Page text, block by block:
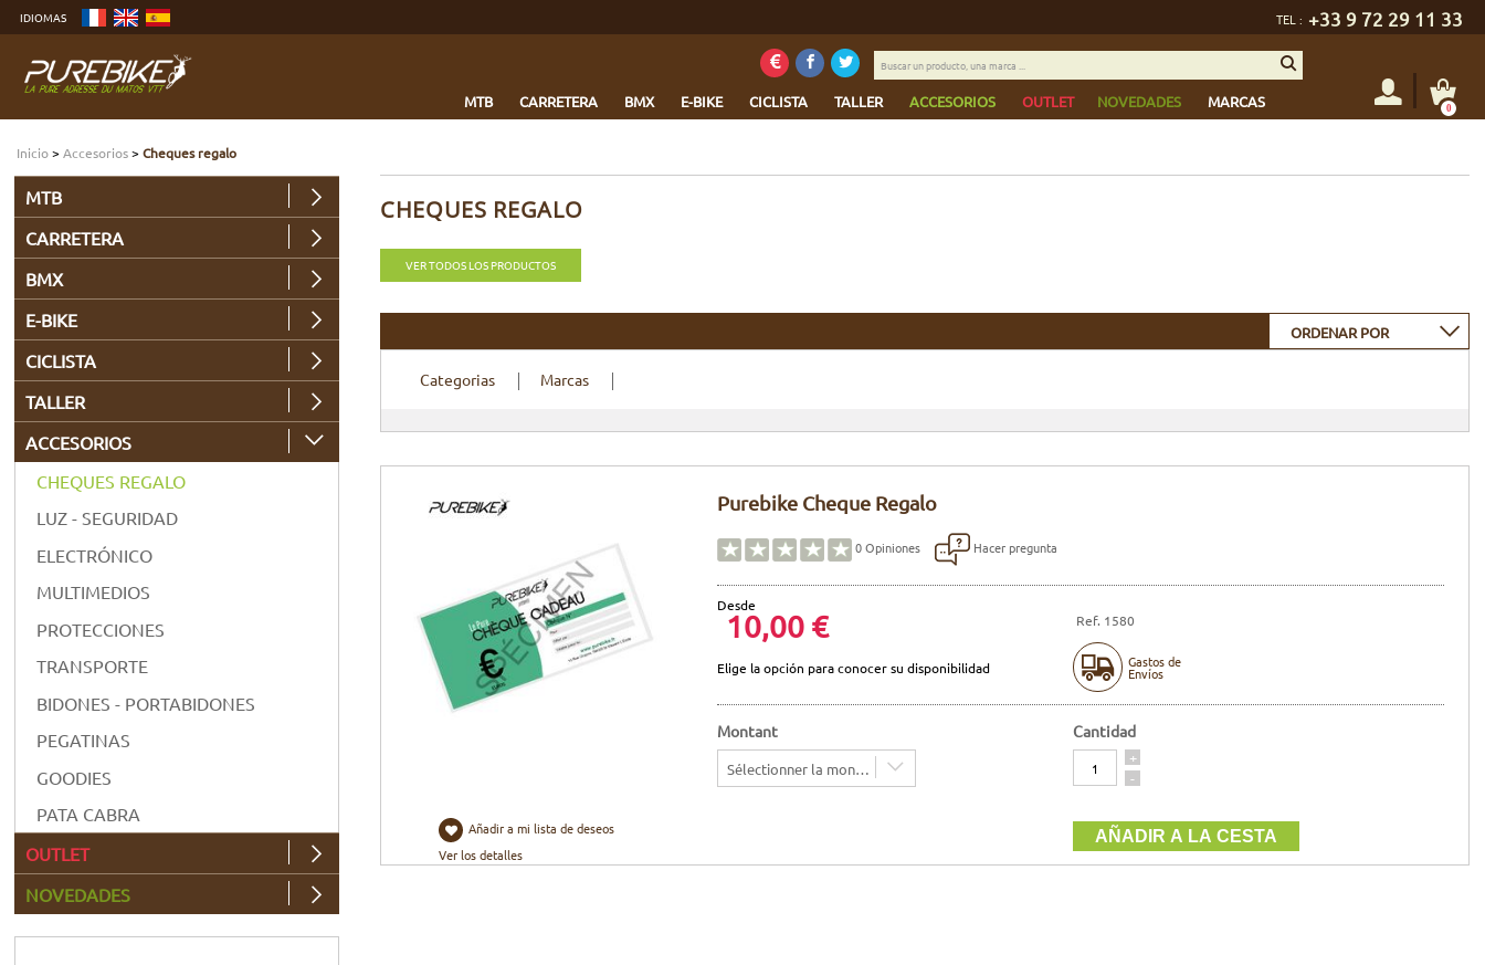
más
Ir
menú
Buscar
TEL : +33 9 72 29 11 33
IDIOMAS
MTB CARRETERA BMX E-BIKE CICLISTA TALLER ACCESORIOS OUTLET NOVEDADES MARCAS
Buscar
un
una
marca
0
Inicio>Accesorios>Cheques regalo
CHEQUES REGALO
VER TODOS LOS PRODUCTOS
ORDENAR POR
Categorias Marcas
Purebike Cheque Regalo
0Opiniones Hacer pregunta
Añadir a mi lista de deseos
Ver los detalles
Desde
10,00 € Ref. 1580
Elige la opción para conocer su disponibilidad Gastos de
Envíos
Montant
Sélectionner la montant
Cantidad
Cantidad
+
-
MTB
CARRETERA
BMX
E-BIKE
CICLISTA
TALLER
ACCESORIOS
CHEQUES REGALO
LUZ - SEGURIDAD
ELECTRÓNICO
MULTIMEDIOS
PROTECCIONES
TRANSPORTE
BIDONES - PORTABIDONES
PEGATINAS
GOODIES
PATA CABRA
OUTLET
NOVEDADES